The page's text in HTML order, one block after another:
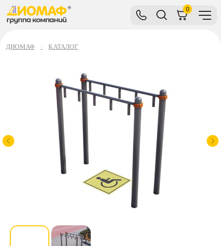
0
ДИОМАФ КАТАЛОГ